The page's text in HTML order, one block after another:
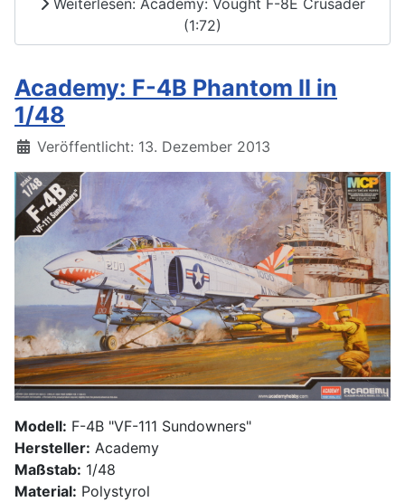
(1:72)
Academy: F-4B Phantom II in
1/48
Details
Veröffentlicht: 13. Dezember 2013
Modell: F-4B "VF-111 Sundowners"
Hersteller: Academy
Maßstab: 1/48
Material: Polystyrol